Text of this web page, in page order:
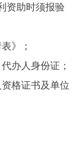
资助时须报验
》；
办人身份证；
格证书及单位